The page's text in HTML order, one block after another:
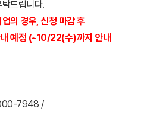
탁드립니다.
의 경우, 신청 마감 후
예정 (~10/22(수)까지 안내
7948 /